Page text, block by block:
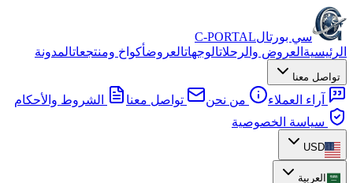
سي بورتالC-PORTAL
الرئيسية العروض والرحلاتالوجهاتالعروضأكواخ ومنتجعاتالمدونة
تواصل معنا
آراء العملاء من نحن تواصل معنا
الشروط والأحكام
سياسة الخصوصية
USD
العربية